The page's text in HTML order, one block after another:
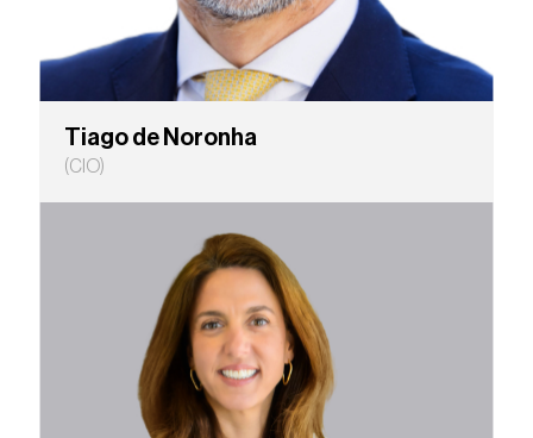
Tiago de Noronha
(CIO)